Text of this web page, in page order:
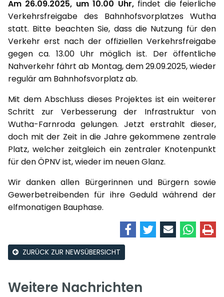
Am 26.09.2025, um 10.00 Uhr,findet die feierliche
Verkehrsfreigabe des Bahnhofsvorplatzes Wutha
statt. Bitte beachten Sie, dass die Nutzung für den
Verkehr erst nach der offiziellen Verkehrsfreigabe
gegen ca. 13.00 Uhr möglich ist. Der öffentliche
Nahverkehr fährt ab Montag, dem 29.09.2025, wieder
regulär am Bahnhofsvorplatz ab.
Mit dem Abschluss dieses Projektes ist ein weiterer
Schritt zur Verbesserung der Infrastruktur von
Wutha-Farnroda gelungen. Jetzt erstrahlt dieser,
doch mit der Zeit in die Jahre gekommene zentrale
Platz, welcher zeitgleich ein zentraler Knotenpunkt
für den ÖPNV ist, wieder im neuen Glanz.
Wir danken allen Bürgerinnen und Bürgern sowie
Gewerbetreibenden für ihre Geduld während der
elfmonatigen Bauphase.
ZURÜCK ZUR NEWSÜBERSICHT
Weitere Nachrichten